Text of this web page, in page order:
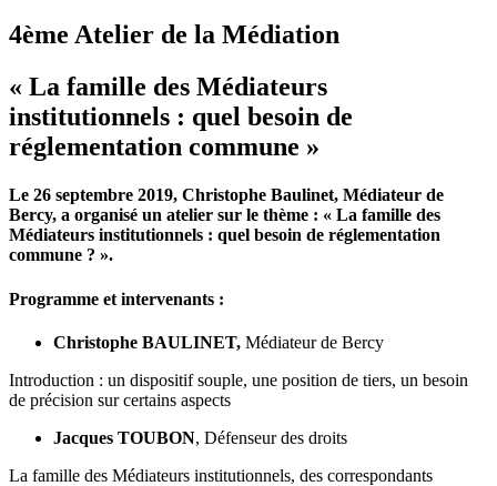
4ème Atelier de la Médiation
« La famille des Médiateurs
institutionnels : quel besoin de
réglementation commune »
Le 26 septembre 2019, Christophe Baulinet, Médiateur de
Bercy, a organisé un atelier sur le thème : « La famille des
Médiateurs institutionnels : quel besoin de réglementation
commune ? ».
Programme et intervenants :
Christophe BAULINET, Médiateur de Bercy
Introduction : un dispositif souple, une position de tiers, un besoin
de précision sur certains aspects
Jacques TOUBON, Défenseur des droits
La famille des Médiateurs institutionnels, des correspondants